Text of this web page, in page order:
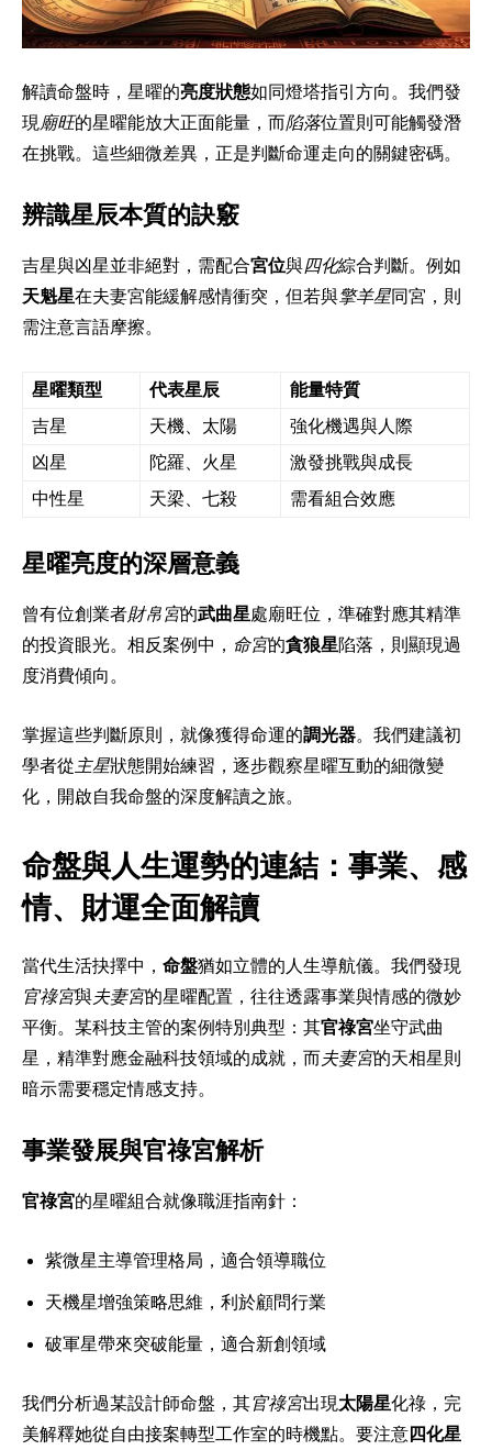
解讀命盤時，星曜的亮度狀態如同燈塔指引方向。我們發
現 廟旺的星曜能放大正面能量，而陷落位置則可能觸發潛
在挑戰。這些細微差異，正是判斷命運走向的關鍵密碼。
辨識星辰本質的訣竅
吉星與凶星並非絕對，需配合宮位與四化綜合判斷。例如
天魁星在夫妻宮能緩解感情衝突，但若與擎羊星同宮，則
需注意言語摩擦。
星曜類型 代表星辰
能量特質
吉星
天機、太陽
強化機遇與人際
凶星
陀羅、火星
激發挑戰與成長
中性星
天梁、七殺 需看組合效應
星曜亮度的深層意義
曾有位創業者財帛宮的武曲星處廟旺位，準確對應其精準
的投資眼光。相反案例中， 命宮的貪狼星陷落，則顯現過
度消費傾向。
掌握這些判斷原則，就像獲得命運的調光器。我們建議初
學者從 主星狀態開始練習，逐步觀察星曜互動的細微變
化，開啟自我命盤的深度解讀之旅。
命盤與人生運勢的連結：事業、感
情、財運全面解讀
當代生活抉擇中， 命盤猶如立體的人生導航儀。我們發現
官祿宮與夫妻宮的星曜配置，往往透露事業與情感的微妙
平衡。某科技主管的案例特別典型：其官祿宮坐守武曲
星，精準對應金融科技領域的成就，而夫妻宮的天相星則
暗示需要穩定情感支持。
事業發展與官祿宮解析
官祿宮的星曜組合就像職涯指南針：
紫微星主導管理格局，適合領導職位
天機星增強策略思維，利於顧問行業
破軍星帶來突破能量，適合新創領域
我們分析過某設計師命盤，其官祿宮出現太陽星化祿，完
美解釋她從自由接案轉型工作室的時機點。要注意四化星